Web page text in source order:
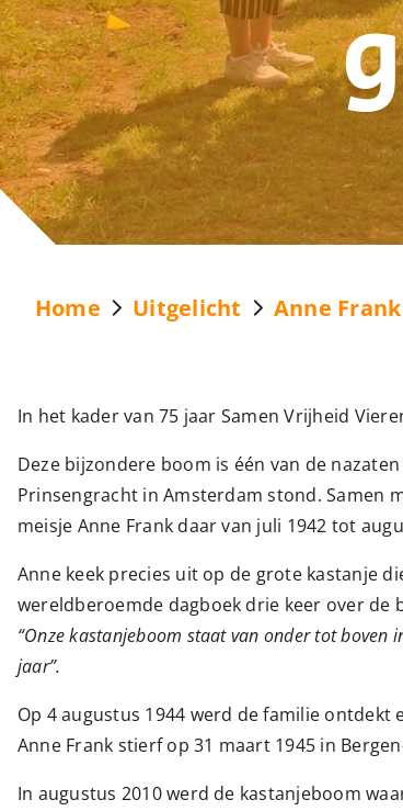
Home Uitgelicht Anne
In het kader van 75 jaar Samen Vrijheid
Deze bijzondere boom is één van de
Prinsengracht in Amsterdam stond. Samen
meisje Anne Frank daar van juli 1942 tot
Anne keek precies uit op de grote kastanje
wereldberoemde dagboek drie keer over de
“Onze kastanjeboom staat van onder tot
jaar”.
Op 4 augustus 1944 werd de familie
Anne Frank stierf op 31 maart 1945 in
In augustus 2010 werd de kastanjeboom